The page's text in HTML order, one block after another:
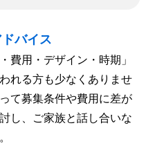
バイス
費用・デザイン・時期」
れる方も少なくありませ
て募集条件や費用に差が
し、ご家族と話し合いな